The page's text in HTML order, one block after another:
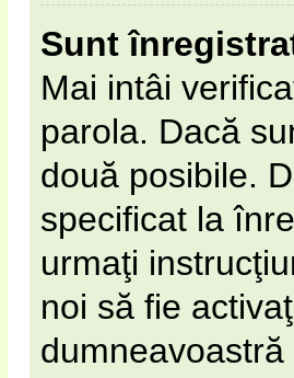
Sunt
Mai intâi
parola. Dacă
două posibile.
specificat la
urmaţi
noi să fie